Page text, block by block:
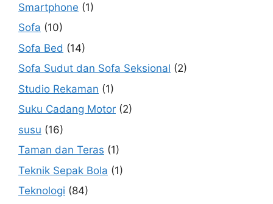
Smartphone (1)
Sofa (10)
Sofa Bed (14)
Sofa Sudut dan Sofa Seksional (2)
Studio Rekaman (1)
Suku Cadang Motor (2)
susu (16)
Taman dan Teras (1)
Teknik Sepak Bola (1)
Teknologi (84)